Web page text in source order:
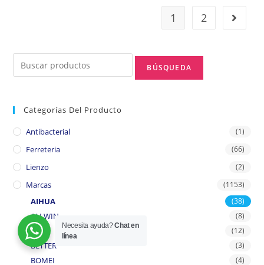
1 2
Categorías Del Producto
Antibacterial (1)
Ferreteria (66)
Lienzo (2)
Marcas (1153)
AIHUA (38)
ALLWIN (8)
BASY (12)
BETTER (3)
BOMEI (4)
Necesita ayuda?Chat en
línea